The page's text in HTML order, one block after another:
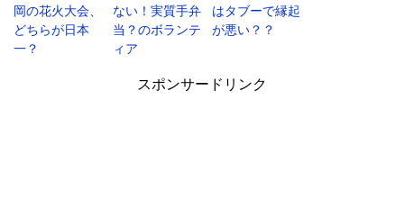
岡の花火大会、
どちらが日本
一？
ない！実質手弁
当？のボランテ
ィア
はタブーで縁起
が悪い？？
スポンサードリンク